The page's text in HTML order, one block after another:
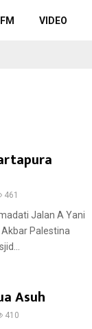
VIDEO
461
Jalan A Yani
Palestina
Asuh
410